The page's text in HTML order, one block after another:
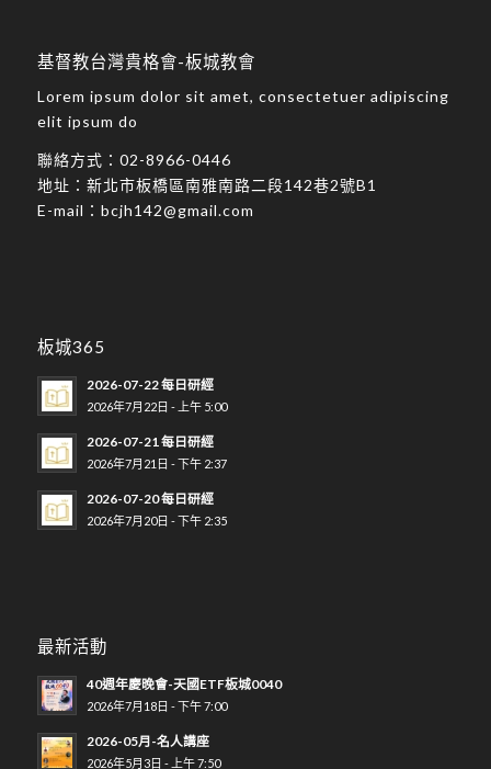
基督教台灣貴格會-板城教會
Lorem ipsum dolor sit amet, consectetuer adipiscing
elit ipsum do
聯絡方式： 02-8966-0446
地址： 新北市板橋區南雅南路二段142巷2號B1
E-mail： bcjh142@gmail.com
板城365
2026-07-22 每日研經
2026年7月22日 - 上午 5:00
2026-07-21 每日研經
2026年7月21日 - 下午 2:37
2026-07-20 每日研經
2026年7月20日 - 下午 2:35
最新活動
40週年慶晚會-天國ETF板城0040
2026年7月18日 - 下午 7:00
2026-05月-名人講座
2026年5月3日 - 上午 7:50